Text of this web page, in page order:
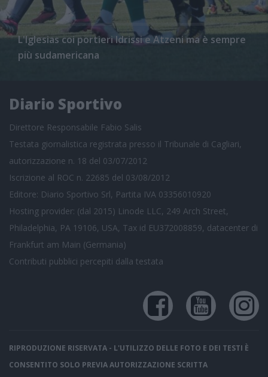
L'Iglesias coi portieri Idrissi e Atzeni ma è sempre
più sudamericana
Diario Sportivo
Direttore Responsabile Fabio Salis
Testata giornalistica registrata presso il Tribunale di Cagliari,
autorizzazione n. 18 del 03/07/2012
Iscrizione al ROC n. 22685 del 03/08/2012
Editore: Diario Sportivo Srl, Partita IVA 03356010920
Hosting provider: (dal 2015) Linode LLC, 249 Arch Street,
Philadelphia, PA 19106, USA, Tax id EU372008859, datacenter di
Frankfurt am Main (Germania)
Contributi pubblici percepiti dalla testata
RIPRODUZIONE RISERVATA - L'UTILIZZO DELLE FOTO E DEI TESTI È
CONSENTITO SOLO PREVIA AUTORIZZAZIONE SCRITTA